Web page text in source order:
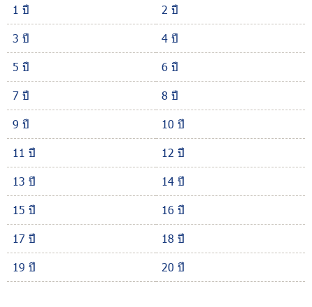
1 ปี
2 ปี
3 ปี
4 ปี
5 ปี
6 ปี
7 ปี
8 ปี
9 ปี
10 ปี
11 ปี
12 ปี
13 ปี
14 ปี
15 ปี
16 ปี
17 ปี
18 ปี
19 ปี
20 ปี